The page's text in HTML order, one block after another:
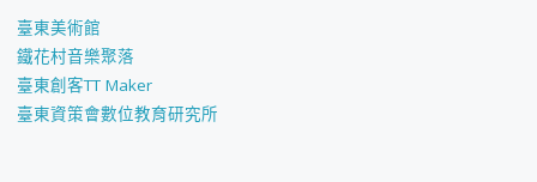
臺東美術館
鐵花村音樂聚落
臺東創客TT Maker
臺東資策會數位教育研究所